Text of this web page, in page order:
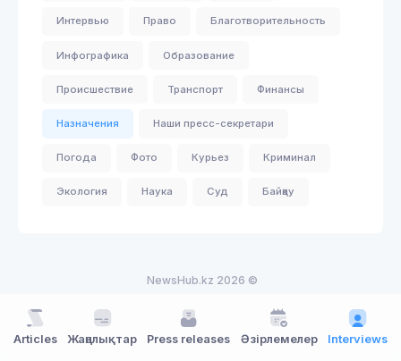
Интервью Право Благотворительность
Инфографика Образование
Происшествие Транспорт Финансы
Назначения Наши пресс-секретари
Погода Фото Курьез Криминал
Экология Наука Суд Байқау
NewsHub.kz 2026 ©
Articles Жаңалықтар Press releases Әзірлемелер Interviews